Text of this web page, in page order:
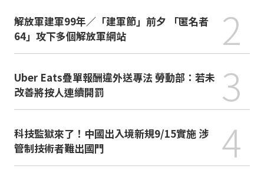
解放軍建軍99年／「建軍節」前夕 「匿名者
64」攻下多個解放軍網站
2
Uber Eats疊單報酬違外送專法 勞動部：若未
改善將按人連續開罰
3
科技監獄來了！中國出入境新規9/15實施 涉
管制技術者難出國門
4